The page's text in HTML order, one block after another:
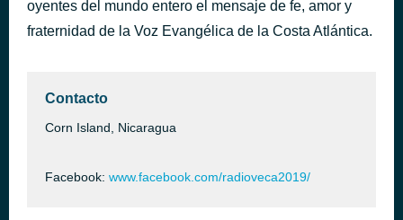
hace 2 días
oyentes del mundo entero el mensaje de fe, amor y
fraternidad de la Voz Evangélica de la Costa Atlántica.
Contacto
Corn Island, Nicaragua
Facebook: www.facebook.com/radioveca2019/